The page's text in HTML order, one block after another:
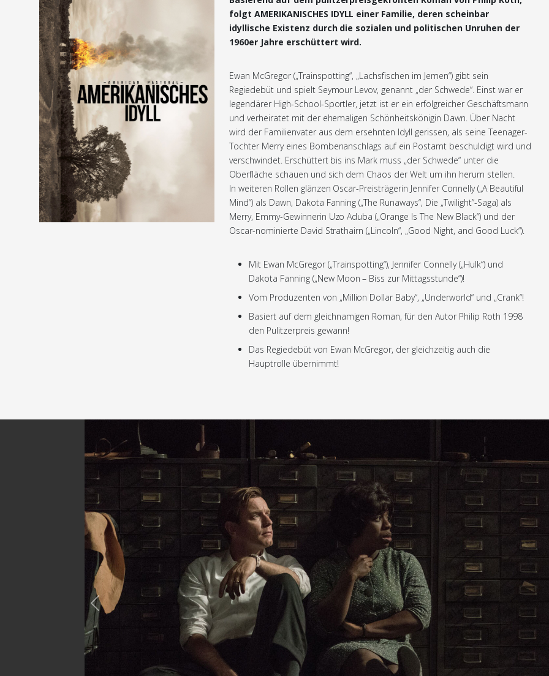
folgt AMERIKANISCHES IDYLL einer Familie, deren scheinbar
idyllische Existenz durch die sozialen und politischen Unruhen der
1960er Jahre erschüttert wird.
Ewan McGregor („Trainspotting“, „Lachsfischen im Jemen“) gibt sein
Regiedebüt und spielt Seymour Levov, genannt „der Schwede“. Einst war er
legendärer High-School-Sportler, jetzt ist er ein erfolgreicher Geschäftsmann
und verheiratet mit der ehemaligen Schönheitskönigin Dawn. Über Nacht
wird der Familienvater aus dem ersehnten Idyll gerissen, als seine Teenager-
Tochter Merry eines Bombenanschlags auf ein Postamt beschuldigt wird und
verschwindet. Erschüttert bis ins Mark muss „der Schwede“ unter die
Oberfläche schauen und sich dem Chaos der Welt um ihn herum stellen.
In weiteren Rollen glänzen Oscar-Preisträgerin Jennifer Connelly („A Beautiful
Mind“) als Dawn, Dakota Fanning („The Runaways“, Die „Twilight”-Saga) als
Merry, Emmy-Gewinnerin Uzo Aduba („Orange Is The New Black“) und der
Oscar-nominierte David Strathairn („Lincoln“, „Good Night, and Good Luck“).
Mit Ewan McGregor („Trainspotting“), Jennifer Connelly („Hulk“) und
Dakota Fanning („New Moon – Biss zur Mittagsstunde“)!
Vom Produzenten von „Million Dollar Baby“, „Underworld“ und „Crank“!
Basiert auf dem gleichnamigen Roman, für den Autor Philip Roth 1998
den Pulitzerpreis gewann!
Das Regiedebüt von Ewan McGregor, der gleichzeitig auch die
Hauptrolle übernimmt!
Previous